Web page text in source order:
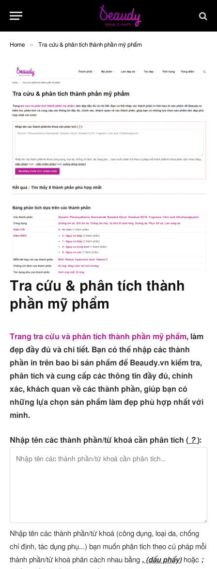
Home » Tra cứu & phân tích thành phần mỹ phẩm
Tra cứu & phân tích thành
phần mỹ phẩm
Trang tra cứu và phân tích thành phần mỹ phẩm, làm
đẹp đầy đủ và chi tiết. Bạn có thể nhập các thành
phần in trên bao bì sản phẩm để Beaudy.vn kiểm tra,
phân tích và cung cấp các thông tin đầy đủ, chính
xác, khách quan về các thành phần, giúp bạn có
những lựa chọn sản phẩm làm đẹp phù hợp nhất với
mình.
Nhập tên các thành phần/từ khoá cần phân tích ( ?):
Nhập tên các thành phần/từ khoá (công dụng, loại da, chống
chỉ định, tác dụng phụ...) bạn muốn phân tích theo cú pháp mỗi
thành phần/từ khoá phân cách nhau bằng , (dấu phẩy)hoặc ;